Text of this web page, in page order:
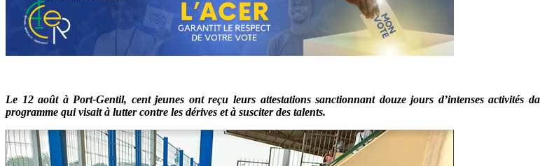
Le 12 août à Port-Gentil, cent jeunes ont reçu leurs attestations sanctionnant douze jours d’intenses activités
programme qui visait à lutter contre les dérives et à susciter des talents.